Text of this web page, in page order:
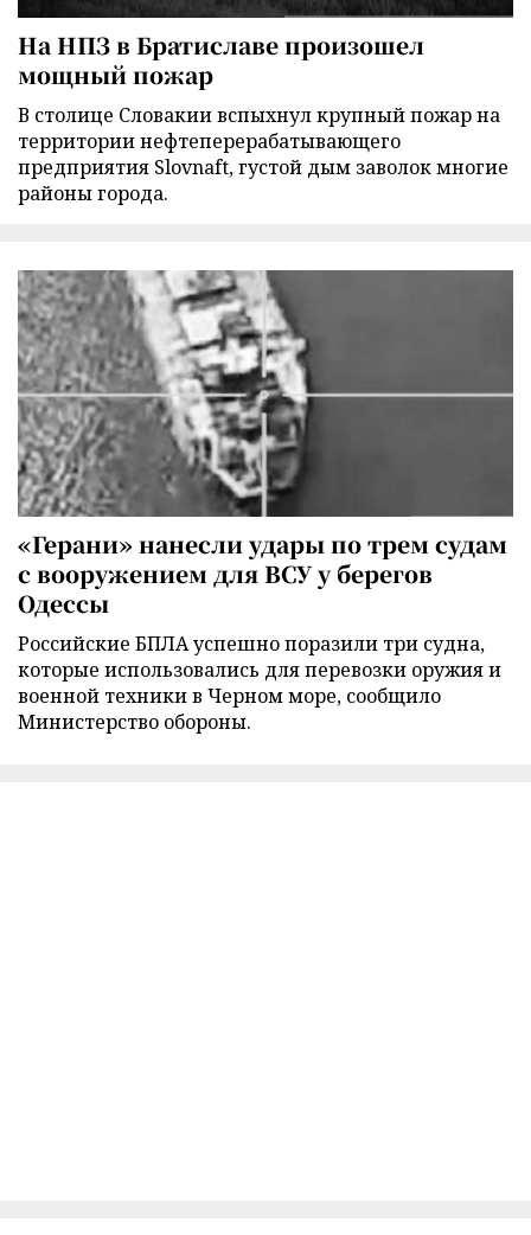
На НПЗ в Братиславе произошел
мощный пожар
В столице Словакии вспыхнул крупный пожар на
территории нефтеперерабатывающего
предприятия Slovnaft, густой дым заволок многие
районы города.
«Герани» нанесли удары по трем судам
с вооружением для ВСУ у берегов
Одессы
Российские БПЛА успешно поразили три судна,
которые использовались для перевозки оружия и
военной техники в Черном море, сообщило
Министерство обороны.